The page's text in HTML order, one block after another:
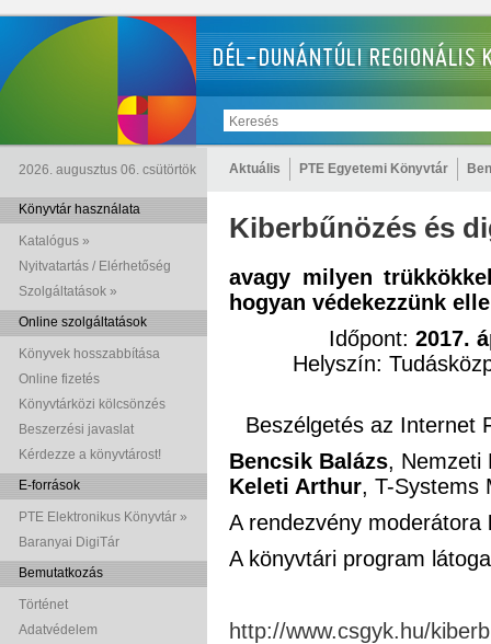
2026. augusztus 06. csütörtök Aktuális PTE Egyetemi Könyvtár
Könyvtár használata
Katalógus »
Nyitvatartás / Elérhetőség
Szolgáltatások »
Online szolgáltatások
Könyvek hosszabbítása
Online fizetés
Könyvtárközi kölcsönzés
Beszerzési javaslat
Kérdezze a könyvtárost!
E-források
PTE Elektronikus Könyvtár »
Baranyai DigiTár
Bemutatkozás
Történet
Adatvédelem
Kiberbűnözés és
avagy milyen
hogyan védekezzünk
Időpont: 2017.
Helyszín:
Beszélgetés az Internet
Bencsik Balázs, Nemzeti
Keleti Arthur, T-Systems
A rendezvény moderátora
A könyvtári program
http://www.csgyk.hu/